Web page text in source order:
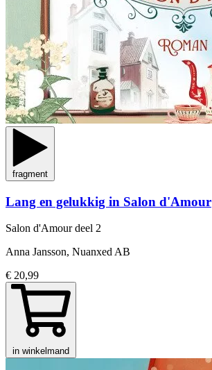
fragment
Lang en gelukkig in Salon d'Amour
Salon d'Amourdeel 2
Anna Jansson, Nuanxed AB
€ 20,99
in winkelmand